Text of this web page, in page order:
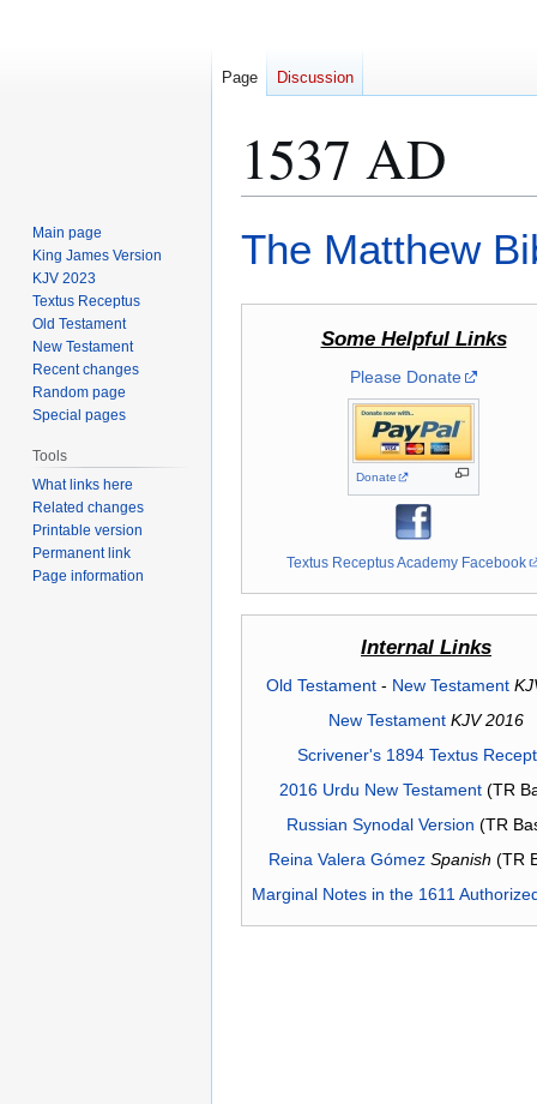
1537 AD
The Matthew
Some Helpful Links
Please Donate
Donate
Textus Receptus Academy Facebook
Internal Links
Old Testament- New Testament
New Testament KJV 2016
Scrivener's 1894 Textus
2016 Urdu New Testament(TR
Russian Synodal Version (TR
Reina Valera Gómez Spanish (TR
Marginal Notes in the 1611
Page Discussion
Main page
King James Version
KJV 2023
Textus Receptus
Old Testament
New Testament
Recent changes
Random page
Special pages
Tools
What links here
Related changes
Printable version
Permanent link
Page information